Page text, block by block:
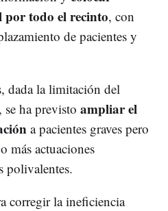
por todo el recinto, con
de pacientes y
dada la limitación del
se ha previsto ampliar el
a pacientes graves pero
más actuaciones
polivalentes.
corregir la ineficiencia